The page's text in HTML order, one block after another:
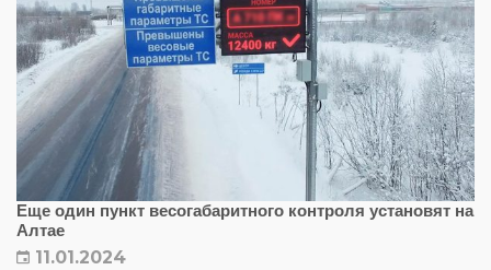
Еще один пункт весогабаритного контроля установят на
Алтае
11.01.2024